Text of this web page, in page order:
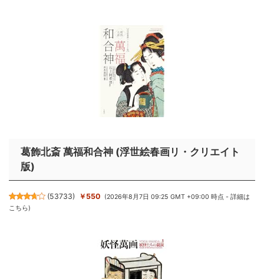
葛飾北斎 萬福和合神 (浮世絵春画リ・クリエイト
版)
(53733) ￥550 (2026年8月7日 09:25 GMT +09:00 時点 -詳細は
こちら)